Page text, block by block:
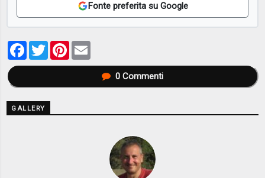
Fonte preferita su Google
Facebook
TwitterPinterest
0Commenti
GALLERY